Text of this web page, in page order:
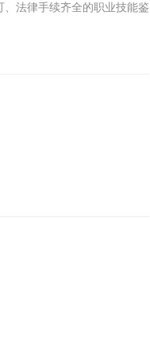
法律手续齐全的职业技能鉴